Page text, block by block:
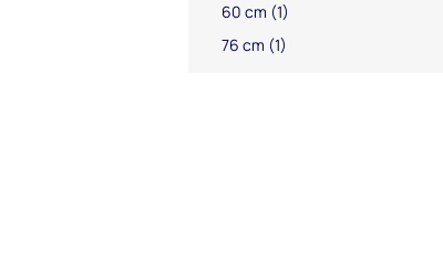
60 cm (1)
76 cm (1)